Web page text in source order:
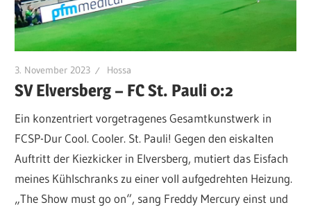
3. November 2023 Hossa
SV Elversberg – FC St. Pauli 0:2
Ein konzentriert vorgetragenes Gesamtkunstwerk in
FCSP-Dur Cool. Cooler. St. Pauli! Gegen den eiskalten
Auftritt der Kiezkicker in Elversberg, mutiert das Eisfach
meines Kühlschranks zu einer voll aufgedrehten Heizung.
„The Show must go on“, sang Freddy Mercury einst und